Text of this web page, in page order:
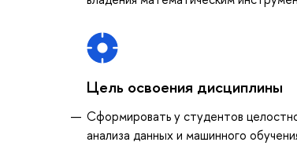
Цель освоения дисциплины
Сформировать у студентов
анализа данных и машинного